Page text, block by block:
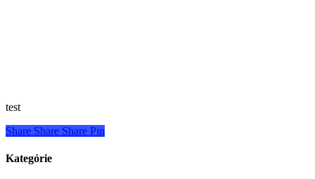
test
Share Share Share Pin
Kategórie